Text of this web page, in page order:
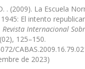
. (2009). La Escuela
El intento
Revista Internacional
125–150.
de 2023)